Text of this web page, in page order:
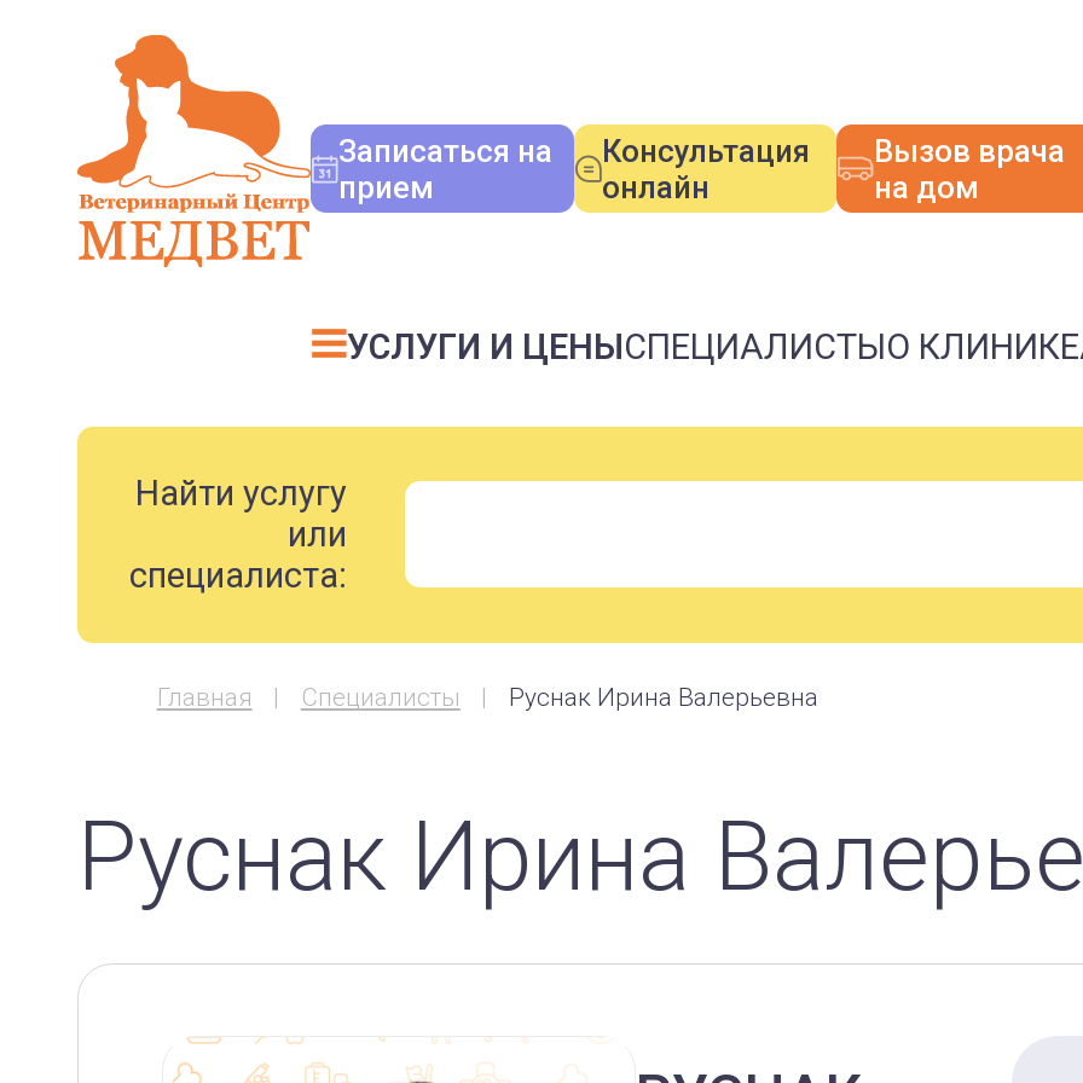
Записаться на
прием
Консультация
онлайн
Вызов врача
на дом
УСЛУГИ И ЦЕНЫСПЕЦИАЛИСТЫО КЛИНИКЕ
Найти услугу
или
специалиста:
Главная Специалисты Руснак Ирина Валерьевна
Руснак Ирина